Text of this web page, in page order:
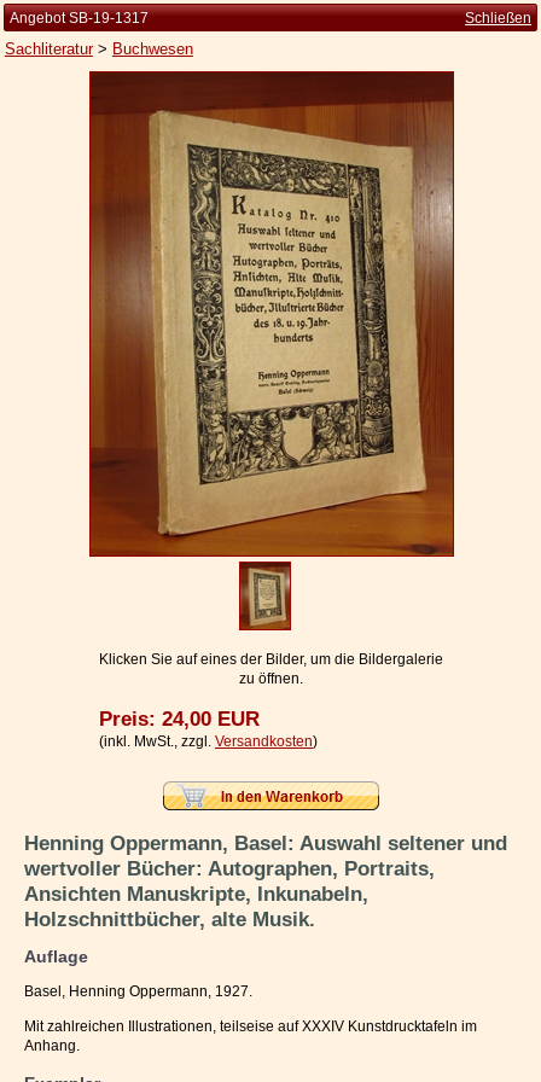
Die Brockhaus Auflagen
Die Meyer Auflagen
Datenschutzerklärung
Ihr Warenkorb
Angebot SB-19-1317 Schließen
Sachliteratur> Buchwesen
Klicken Sie auf eines der Bilder, um die Bildergalerie
zu öffnen.
Preis: 24,00 EUR
(inkl. MwSt., zzgl. Versandkosten)
Henning Oppermann, Basel: Auswahl seltener und
wertvoller Bücher: Autographen, Portraits,
Ansichten Manuskripte, Inkunabeln,
Holzschnittbücher, alte Musik.
Auflage
Basel, Henning Oppermann, 1927.
Mit zahlreichen Illustrationen, teilseise auf XXXIV Kunstdrucktafeln im
Anhang.